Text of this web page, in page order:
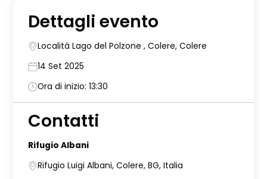
Dettagli evento
Località Lago del Polzone , Colere, Colere
14 Set 2025
Ora di inizio: 13:30
Contatti
Rifugio Albani
Rifugio Luigi Albani, Colere, BG, Italia